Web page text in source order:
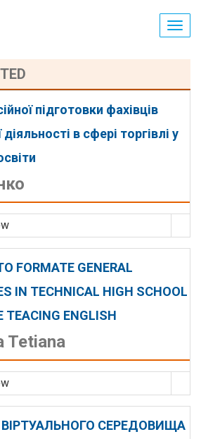
підготовки фахівців
в сфері торгівлі у
FORMATE GENERAL
IN TECHNICAL HIGH SCHOOL
TEACING ENGLISH
Tetiana
СЕРЕДОВИЩА